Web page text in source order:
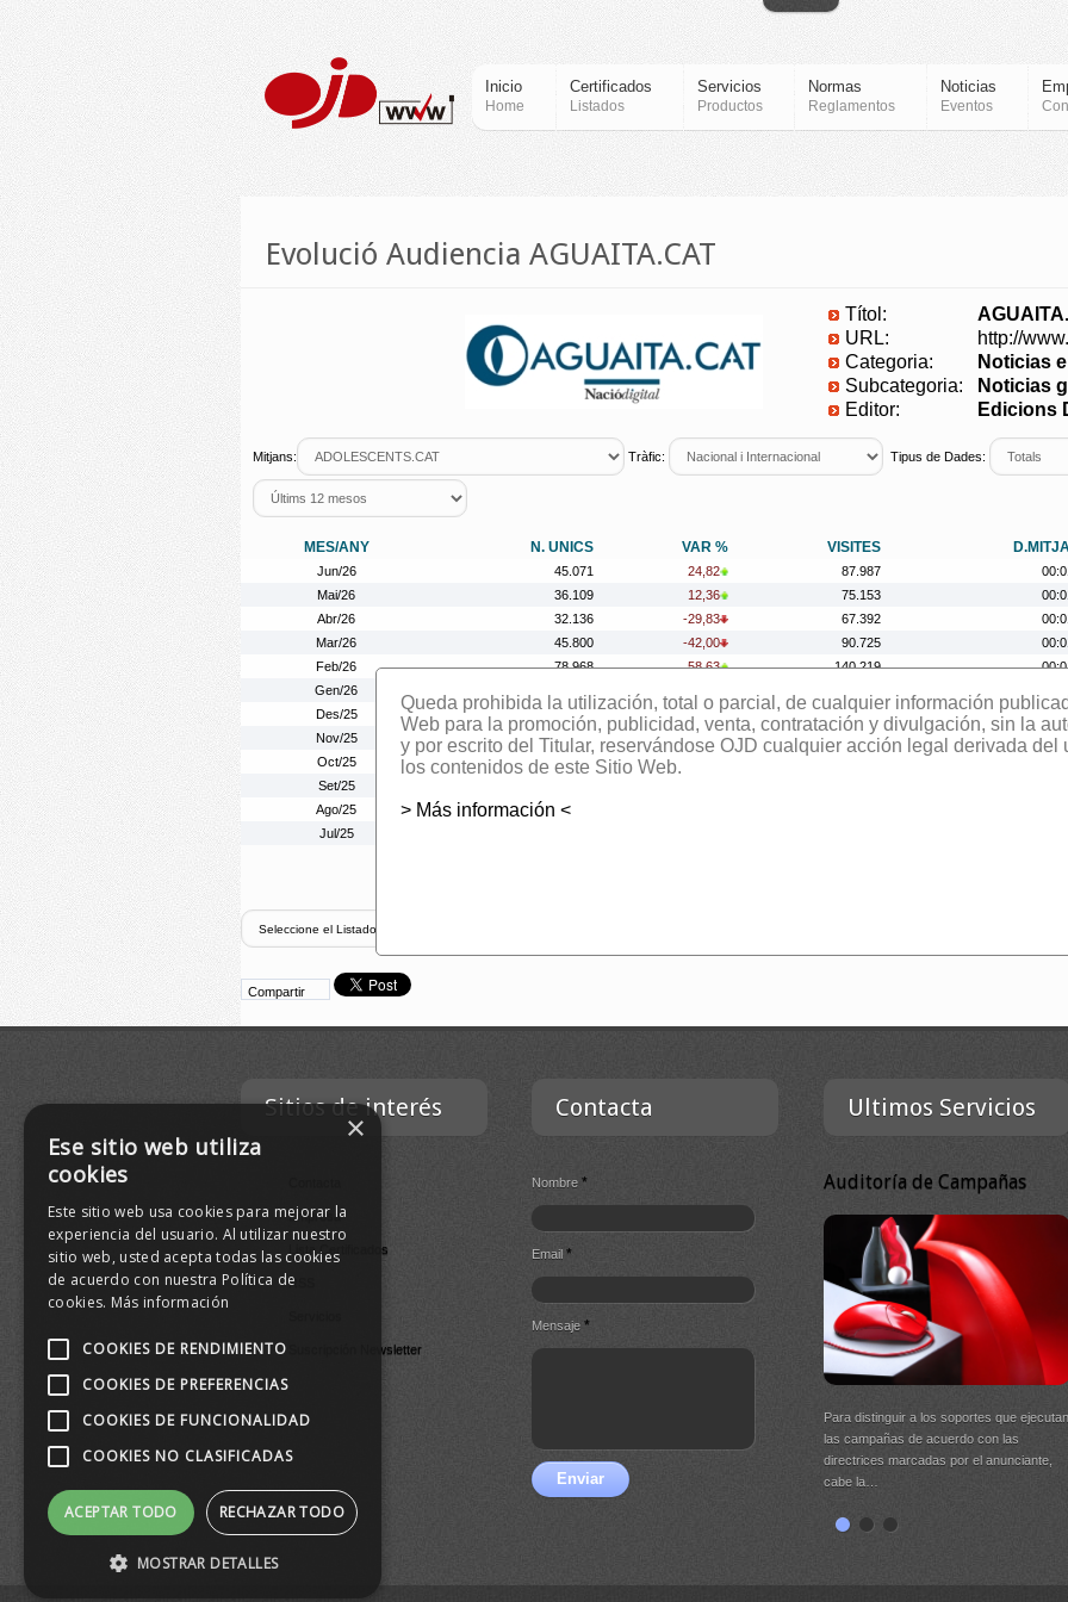
Inicio
Home
Certificados
Listados
Servicios
Productos
Normas
Reglamentos
Noticias
Eventos
Evolució Audiencia AGUAITA.CAT
Títol:
URL:
http://
Categoria:
Noticias
Subcategoria:
Noticias
Editor:
Edicions
Mitjans: Tràfic: Tipus de Dades:
MES/ANY N. UNICS VAR % VISITES
Jun/26 45.071 24,82 87.987
Mai/26
36.109 12,36 75.153
Abr/26
32.136 -29,83 67.392
Mar/26
45.800 -42,00 90.725
Feb/26
78.968 58,63 140.219
Gen/26
Des/25
69.549 81,99 109.310
Nov/25
38.216 -21,30 69.756
Oct/25
48.557
Set/25
Ago/25
62.749
Jul/25
Compartir
Sitios de interés
Empresa
Lista Certificados
RSS
Suscripción Newsletter
Contacta
Nombre*
Email*
Mensaje*
Enviar
Ultimos Servicios
Auditoría de Campañas
Para distinguir a los soportes que ejecutan
las campañas de acuerdo con las
directrices marcadas por el anunciante,
cabe la…
Queda prohibida la utilización, total o parcial, de cualquier información
Web para la promoción, publicidad, venta, contratación y divulgación, sin la
y por escrito del Titular, reservándose OJD cualquier acción legal derivada del
los contenidos de este Sitio Web.
> Más información <
×
Ese sitio web utiliza
cookies
Este sitio web usa cookies para mejorar la
experiencia del usuario. Al utilizar nuestro
sitio web, usted acepta todas las cookies
de acuerdo con nuestra Política de
cookies. Más información
COOKIES DE RENDIMIENTO
COOKIES DE PREFERENCIAS
COOKIES DE FUNCIONALIDAD
COOKIES NO CLASIFICADAS
ACEPTAR TODO RECHAZAR TODO
MOSTRAR DETALLES